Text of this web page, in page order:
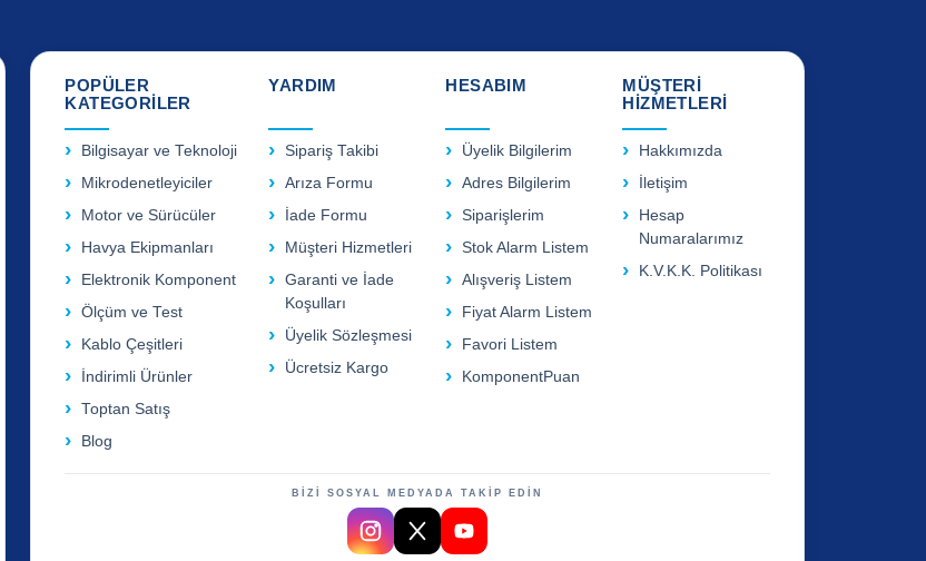
POPÜLER
KATEGORİLER
Bilgisayar ve Teknoloji
Mikrodenetleyiciler
Motor ve Sürücüler
Havya Ekipmanları
Elektronik Komponent
Ölçüm ve Test
Kablo Çeşitleri
İndirimli Ürünler
Toptan Satış
Blog
YARDIM
Sipariş Takibi
Arıza Formu
İade Formu
Müşteri Hizmetleri
Garanti ve İade
Koşulları
Üyelik Sözleşmesi
Ücretsiz Kargo
HESABIM
Üyelik Bilgilerim
Adres Bilgilerim
Siparişlerim
Stok Alarm Listem
Alışveriş Listem
Fiyat Alarm Listem
Favori Listem
KomponentPuan
MÜŞTERİ
HİZMETLERİ
Hakkımızda
İletişim
Hesap
Numaralarımız
K.V.K.K. Politikası
BİZİ SOSYAL MEDYADA TAKİP EDİN